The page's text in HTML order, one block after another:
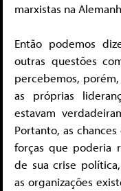
marxistas na
Então podemos
outras questões
percebemos,
as próprias
estavam
Portanto, as
forças que poderia
de sua crise
as organizações